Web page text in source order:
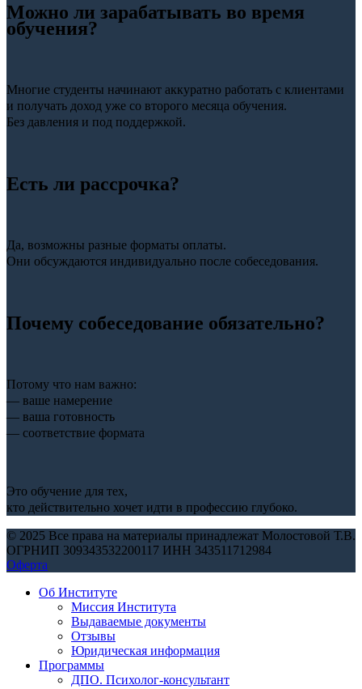
Можно ли зарабатывать во время
обучения?
Многие студенты начинают аккуратно работать с клиентами
и получать доход уже со второго месяца обучения.
Без давления и под поддержкой.
Есть ли рассрочка?
Да, возможны разные форматы оплаты.
Они обсуждаются индивидуально после собеседования.
Почему собеседование обязательно?
Потому что нам важно:
— ваше намерение
— ваша готовность
— соответствие формата
Это обучение для тех,
кто действительно хочет идти в профессию глубоко.
© 2025 Все права на материалы принадлежат Молостовой Т.В.
ОГРНИП 309343532200117 ИНН 343511712984
Оферта
Об Институте
Миссия Института
Выдаваемые документы
Отзывы
Юридическая информация
Программы
ДПО. Психолог-консультант